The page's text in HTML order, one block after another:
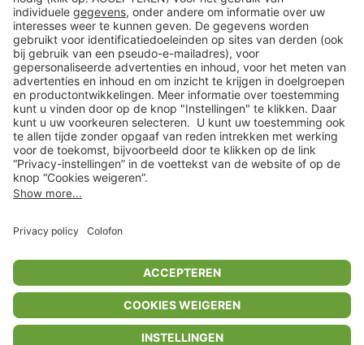
Klantenservice
Shop
Acties
limango.de limango.pl
** Alle prijsopgaven zijn inclusief belasting en exclusief verzendkosten
ᵃ Bij een minimale bestelwaarde van €15.